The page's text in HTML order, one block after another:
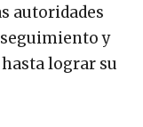
autoridades
y
lograr su